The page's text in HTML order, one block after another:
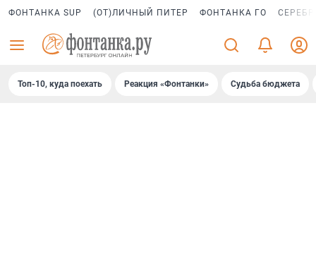
ФОНТАНКА SUP (ОТ)ЛИЧНЫЙ ПИТЕР ФОНТАНКА ГО
Топ-10, куда поехать Реакция «Фонтанки» Судьба бюджета